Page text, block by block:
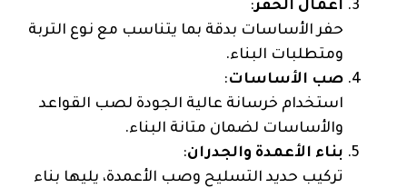
أعمال الحفر:
حفر الأساسات بدقة بما يتناسب مع نوع التربة
ومتطلبات البناء.
صب الأساسات:
استخدام خرسانة عالية الجودة لصب القواعد
والأساسات لضمان متانة البناء.
بناء الأعمدة والجدران:
تركيب حديد التسليح وصب الأعمدة، يليها بناء